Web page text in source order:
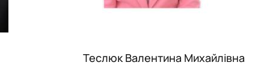
Теслюк Валентина Михайлівна